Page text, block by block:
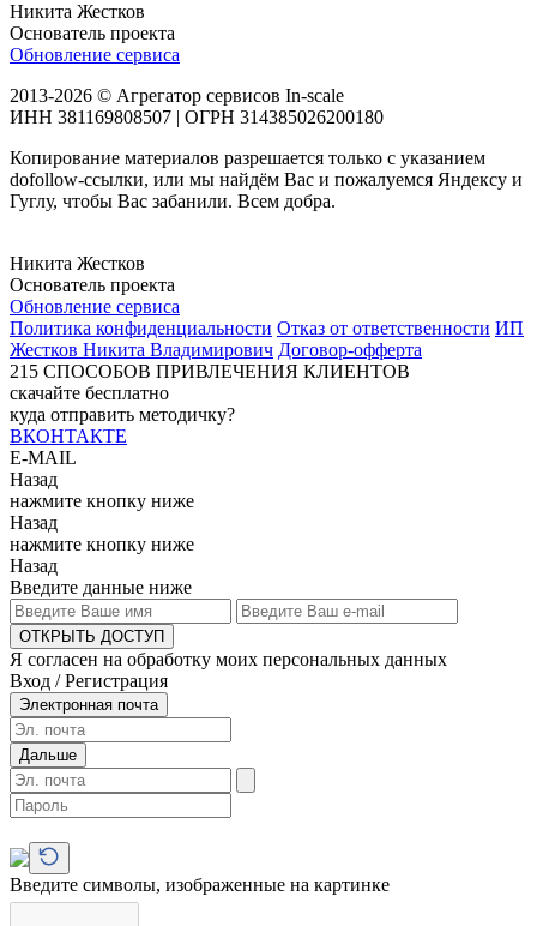
Никита Жестков
Основатель проекта
Обновление сервиса
2013-2026 © Агрегатор сервисов In-scale
ИНН 381169808507 | ОГРН 314385026200180
Копирование материалов разрешается только с указанием
dofollow-ссылки, или мы найдём Вас и пожалуемся Яндексу и
Гуглу, чтобы Вас забанили. Всем добра.
Никита Жестков
Основатель проекта
Обновление сервиса
Политика конфиденциальности Отказ от ответственности ИП
Жестков Никита Владимирович Договор-офферта
215 СПОСОБОВ ПРИВЛЕЧЕНИЯ КЛИЕНТОВ
скачайте бесплатно
куда отправить методичку?
ВКОНТАКТЕ
E-MAIL
Назад
нажмите кнопку ниже
Назад
нажмите кнопку ниже
Назад
Введите данные ниже
ОТКРЫТЬ ДОСТУП
Я согласен на обработку моих персональных данных
Вход / Регистрация
Электронная почта
Дальше
Введите символы, изображенные на картинке